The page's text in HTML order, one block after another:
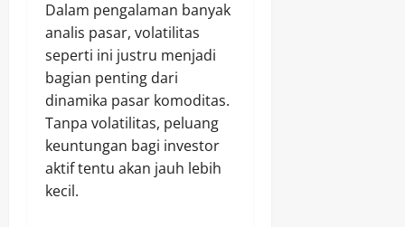
Dalam pengalaman banyak
analis pasar, volatilitas
seperti ini justru menjadi
bagian penting dari
dinamika pasar komoditas.
Tanpa volatilitas, peluang
keuntungan bagi investor
aktif tentu akan jauh lebih
kecil.